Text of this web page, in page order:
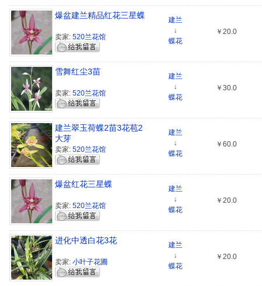
爆盆建兰精品红花三星蝶
卖家: 520兰花馆
建兰
↓
蝶花
￥20.0
雪舞红尘3苗
卖家: 520兰花馆
建兰
↓
蝶花
￥30.0
建兰翠玉荷蝶2苗3花苞2
大芽
卖家: 520兰花馆
建兰
↓
蝶花
￥60.0
爆盆红花三星蝶
卖家: 520兰花馆
建兰
↓
蝶花
￥20.0
进化中透白花3花
卖家: 小叶子花圃
建兰
↓
蝶花
￥20.0